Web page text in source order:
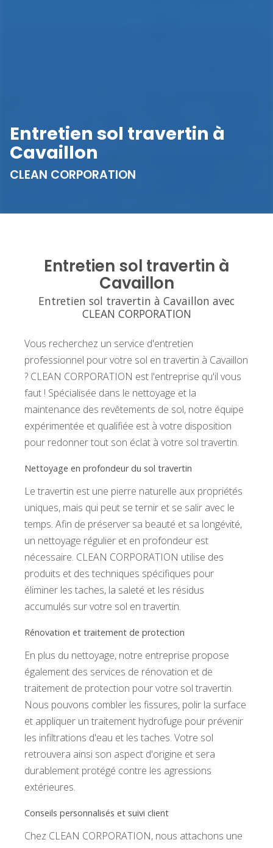
Entretien sol travertin à
Cavaillon
CLEAN CORPORATION
Entretien sol travertin à
Cavaillon
Entretien sol travertin à Cavaillon avec
CLEAN CORPORATION
Vous recherchez un service d'entretien
professionnel pour votre sol en travertin à Cavaillon
? CLEAN CORPORATION est l'entreprise qu'il vous
faut ! Spécialisée dans le nettoyage et la
maintenance des revêtements de sol, notre équipe
expérimentée et qualifiée est à votre disposition
pour redonner tout son éclat à votre sol travertin.
Nettoyage en profondeur du sol travertin
Le travertin est une pierre naturelle aux propriétés
uniques, mais qui peut se ternir et se salir avec le
temps. Afin de préserver sa beauté et sa longévité,
un nettoyage régulier et en profondeur est
nécessaire. CLEAN CORPORATION utilise des
produits et des techniques spécifiques pour
éliminer les taches, la saleté et les résidus
accumulés sur votre sol en travertin.
Rénovation et traitement de protection
En plus du nettoyage, notre entreprise propose
également des services de rénovation et de
traitement de protection pour votre sol travertin.
Nous pouvons combler les fissures, polir la surface
et appliquer un traitement hydrofuge pour prévenir
les infiltrations d'eau et les taches. Votre sol
retrouvera ainsi son aspect d'origine et sera
durablement protégé contre les agressions
extérieures.
Conseils personnalisés et suivi client
Chez CLEAN CORPORATION, nous attachons une